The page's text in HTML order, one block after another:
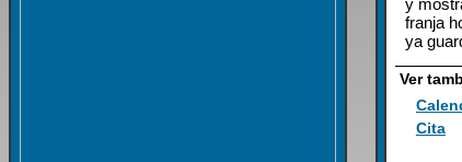
franja
ya
Ver
Cita